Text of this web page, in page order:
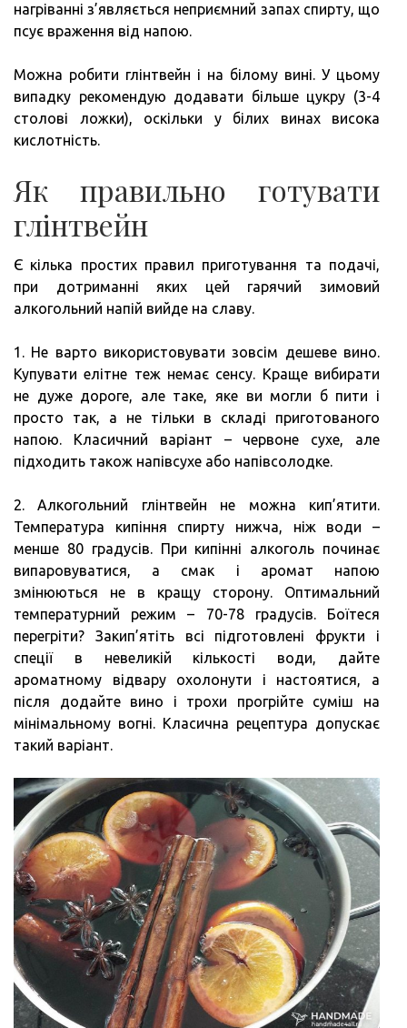
нагріванні з’являється неприємний запах спирту, що
псує враження від напою.
Можна робити глінтвейн і на білому вині. У цьому
випадку рекомендую додавати більше цукру (3-4
столові ложки), оскільки у білих винах висока
кислотність.
Як правильно готувати
глінтвейн
Є кілька простих правил приготування та подачі,
при дотриманні яких цей гарячий зимовий
алкогольний напій вийде на славу.
1. Не варто використовувати зовсім дешеве вино.
Купувати елітне теж немає сенсу. Краще вибирати
не дуже дороге, але таке, яке ви могли б пити і
просто так, а не тільки в складі приготованого
напою. Класичний варіант – червоне сухе, але
підходить також напівсухе або напівсолодке.
2. Алкогольний глінтвейн не можна кип’ятити.
Температура кипіння спирту нижча, ніж води –
менше 80 градусів. При кипінні алкоголь починає
випаровуватися, а смак і аромат напою
змінюються не в кращу сторону. Оптимальний
температурний режим – 70-78 градусів. Боїтеся
перегріти? Закип’ятіть всі підготовлені фрукти і
спеції в невеликій кількості води, дайте
ароматному відвару охолонути і настоятися, а
після додайте вино і трохи прогрійте суміш на
мінімальному вогні. Класична рецептура допускає
такий варіант.